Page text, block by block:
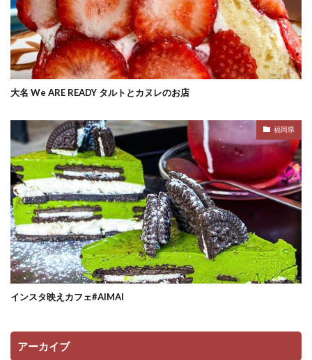
大名 We ARE READY タルトとカヌレのお店
福岡県
インスタ映えカフェ#AIMAI
アーカイブ